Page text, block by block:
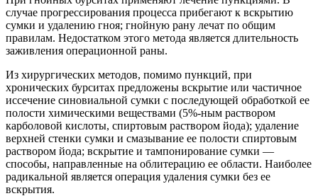
случае прогрессирования процесса прибегают к вскрытию
сумки и удалению гноя; гнойную рану лечат по общим
правилам. Недостатком этого метода является длительность
заживления операционной раны.
Из хирургических методов, помимо пункций, при
хронических бурситах предложены вскрытие или частичное
иссечение синовиальной сумки с последующей обработкой ее
полости химическими веществами (5%-ным раствором
карболовой кислоты, спиртовым раствором йода); удаление
верхней стенки сумки и смазывание ее полости спиртовым
раствором йода; вскрытие и тампонирование сумки —
способы, направленные на облитерацию ее области. Наиболее
радикальной является операция удаления сумки без ее
вскрытия.